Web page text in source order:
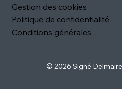
Conditions générales
Politique de confidentialité
Gestion des cookies
© 2026 Signé Delmaire